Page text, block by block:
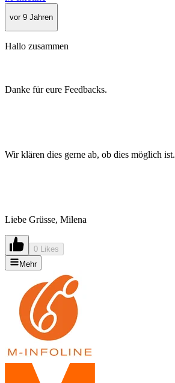
vor 9 Jahren
Hallo zusammen
Danke für eure Feedbacks.
Wir klären dies gerne ab, ob dies möglich ist.
Liebe Grüsse, Milena
0 Likes
Mehr